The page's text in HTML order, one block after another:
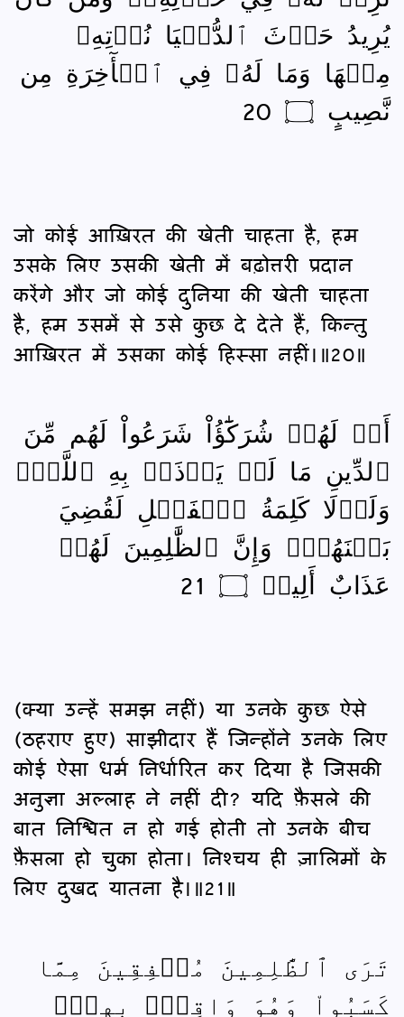
يُرِيدُ حَرۡثَ ٱلدُّنۡيَا نُؤۡتِهِۦ
مِنۡهَا وَمَا لَهُۥ فِي ٱلۡأٓخِرَةِ مِن
نَّصِيبٍ ۝ 20
जो कोई आख़िरत की खेती चाहता है, हम
उसके लिए उसकी खेती में बढ़ोत्तरी प्रदान
करेंगे और जो कोई दुनिया की खेती चाहता
है, हम उसमें से उसे कुछ दे देते हैं, किन्तु
आख़िरत में उसका कोई हिस्सा नहीं।॥20॥
أَمۡ لَهُمۡ شُرَكَٰٓؤُاْ شَرَعُواْ لَهُم مِّنَ
ٱلدِّينِ مَا لَمۡ يَأۡذَنۢ بِهِ ٱللَّهُۚ
وَلَوۡلَا كَلِمَةُ ٱلۡفَصۡلِ لَقُضِيَ
بَيۡنَهُمۡۗ وَإِنَّ ٱلظَّٰلِمِينَ لَهُمۡ
عَذَابٌ أَلِيمٞ ۝ 21
(क्या उन्हें समझ नहीं) या उनके कुछ ऐसे
(ठहराए हुए) साझीदार हैं जिन्होंने उनके लिए
कोई ऐसा धर्म निर्धारित कर दिया है जिसकी
अनुज्ञा अल्लाह ने नहीं दी? यदि फ़ैसले की
बात निश्चित न हो गई होती तो उनके बीच
फ़ैसला हो चुका होता। निश्‍चय ही ज़ालिमों के
लिए दुखद यातना है।॥21॥
تَرَى ٱلظَّٰلِمِينَ مُشۡفِقِينَ مِمَّا
كَسَبُواْ وَهُوَ وَاقِعُۢ بِهِمۡۗ